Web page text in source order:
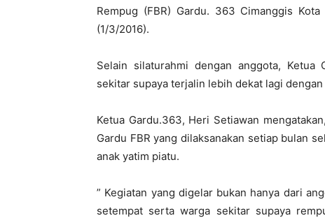
Rempug (FBR) Gardu. 363 Cimanggis
(1/3/2016).
Selain silaturahmi dengan anggota, Ketua
sekitar supaya terjalin lebih dekat lagi
Ketua Gardu.363, Heri Setiawan
Gardu FBR yang dilaksanakan setiap bulan
anak yatim piatu.
” Kegiatan yang digelar bukan hanya dari
setempat serta warga sekitar supaya